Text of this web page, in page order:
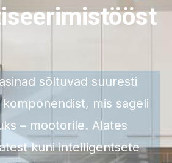
sõltuvad suuresti
mis sageli
– mootorile. Alates
kuni intelligentsete